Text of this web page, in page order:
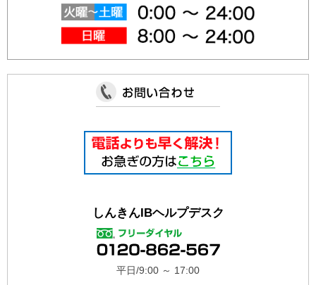
ウィルス感染やシステムエラーを装ったサポート詐欺にご注意
2026年3月26日 重要
しんきんバンキングアプリサービスにおける アプリのバージ
ョンアップ の お知らせ
信用金庫を騙る詐欺電話及び電子メールに関する注意喚起につ
全国信用金庫協会を騙る詐欺メールの発生に関する情報につい
でんさい・インターネットバンキングにかかる「ＦＡＱ・チャ
しんきんIBヘルプデスク
平日/9:00 ～ 17:00